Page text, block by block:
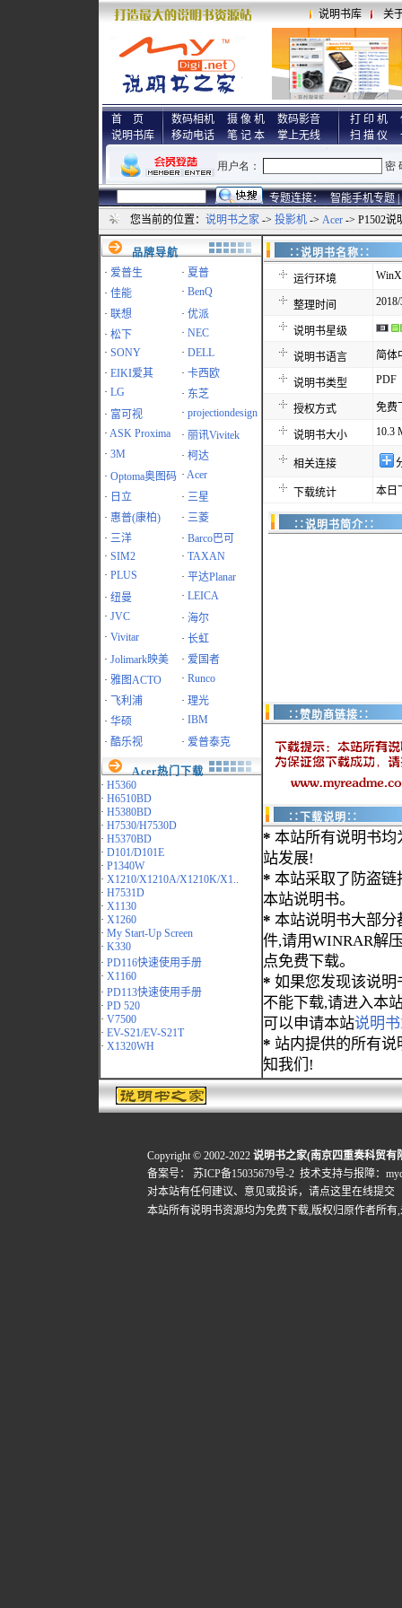
说明书库 关
首 页
说明书库
数码相机 摄 像 机
数码影音
移动电话
笔 记 本 掌上无线
打 印 机
扫 描 仪
专题连接： 智能手机专题 |
您当前的位置： 说明书之家 -> 投影机 -> Acer -> P1502说
品牌导航
· 爱普生 · 夏普
· 佳能 · BenQ
· 联想 · 优派
· 松下 · NEC
· SONY · DELL
· EIKI爱其 · 卡西欧
· LG · 东芝
· 富可视 · projectiondesign
· ASK Proxima · 丽讯Vivitek
· 3M · 柯达
· Optoma奥图码 · Acer
· 日立 · 三星
· 惠普(康柏) · 三菱
· 三洋 · Barco巴可
· SIM2 · TAXAN
· PLUS · 平达Planar
· 纽曼 · LEICA
· JVC · 海尔
· Vivitar · 长虹
· Jolimark映美 · 爱国者
· 雅图ACTO · Runco
·
飞利浦 · 理光
· 华硕 · IBM
· 酷乐视 · 爱普泰克
Acer热门下载
· H5360
· H6510BD
· H5380BD
· H7530/H7530D
· H5370BD
· D101/D101E
· P1340W
· X1210/X1210A/X1210K/X1..
· H7531D
· X1130
· X1260
· My Start-Up Screen
· K330
· PD116快速使用手册
· X1160
· PD113快速使用手册
· PD 520
· V7500
· EV-S21/EV-S21T
· X1320WH
∷说明书名
运行环境
整理时间
说明书星级
说明书语言 简体
说明书类型 PDF
授权方式 免费
说明书大小 10.3
相关连接
下载统计 本日
∷说明书简介∷
∷赞助商链接∷
∷下载说明∷
* 本站所有说明书均
站发展!
* 本站采取了防盗链
本站说明书。
* 本站说明书大部分
件,请用WINRAR解
点免费下载。
* 如果您发现该说明
不能下载,请进入本
可以申请本站说明
* 站内提供的所有
知我们!
Copyright © 2002-2022 说明书之家(南京四重奏科贸有
备案号：
苏ICP备15035679号-2 技术支持与报障：
对本站有任何建议、意见或投诉， 请点这里在线提交
本站所有说明书资源均为免费下载,版权归原作者所